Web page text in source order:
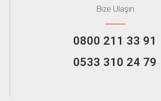
Bize Ulaşın
0800 211 33 91
0533 310 24 79